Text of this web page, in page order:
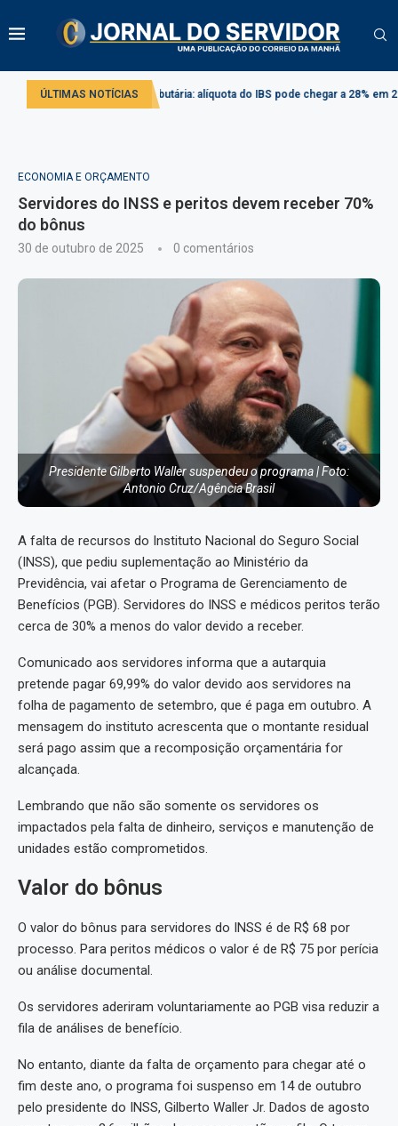
ÚLTIMAS NOTÍCIAS
Reforma tributária: alíquota do IBS pode chegar a 28% em 2033
ECONOMIA E ORÇAMENTO
Servidores do INSS e peritos devem receber 70%
do bônus
30 de outubro de 2025 0 comentários
Presidente Gilberto Waller suspendeu o programa | Foto:
Antonio Cruz/Agência Brasil
A falta de recursos do Instituto Nacional do Seguro Social
(INSS), que pediu suplementação ao Ministério da
Previdência, vai afetar o Programa de Gerenciamento de
Benefícios (PGB). Servidores do INSS e médicos peritos terão
cerca de 30% a menos do valor devido a receber.
Comunicado aos servidores informa que a autarquia
pretende pagar 69,99% do valor devido aos servidores na
folha de pagamento de setembro, que é paga em outubro. A
mensagem do instituto acrescenta que o montante residual
será pago assim que a recomposição orçamentária for
alcançada.
Lembrando que não são somente os servidores os
impactados pela falta de dinheiro, serviços e manutenção de
unidades estão comprometidos.
Valor do bônus
O valor do bônus para servidores do INSS é de R$ 68 por
processo. Para peritos médicos o valor é de R$ 75 por perícia
ou análise documental.
Os servidores aderiram voluntariamente ao PGB visa reduzir a
fila de análises de benefício.
No entanto, diante da falta de orçamento para chegar até o
fim deste ano, o programa foi suspenso em 14 de outubro
pelo presidente do INSS, Gilberto Waller Jr. Dados de agosto